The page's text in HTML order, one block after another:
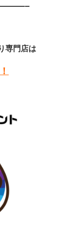
専門店は